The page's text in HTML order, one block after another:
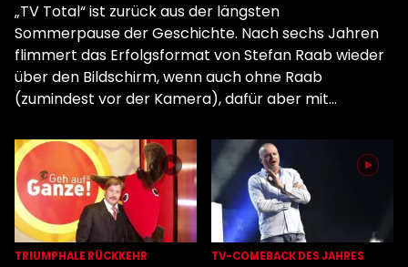
„TV Total“ ist zurück aus der längsten
Sommerpause der Geschichte. Nach sechs Jahren
flimmert das Erfolgsformat von Stefan Raab wieder
über den Bildschirm, wenn auch ohne Raab
(zumindest vor der Kamera), dafür aber mit
„TV Total“-Comeback die lange Wartezeit?
TRIUMPHALE RÜCKKEHR TV-COMEBACK DES JAHRES